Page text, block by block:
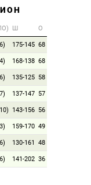
Ш О
175-145 68
168-138 68
135-125 58
137-147 57
143-156 56
159-170 49
130-161 48
141-202 36